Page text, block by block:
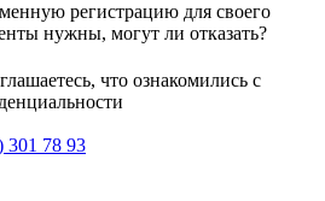
регистрацию для своего
нужны, могут ли отказать?
что ознакомились с
301 78 93